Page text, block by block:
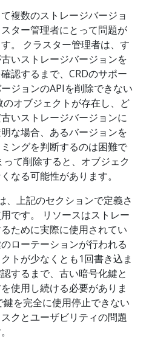
複数のストレージバージョ
ター管理者にとって問題が
。 クラスター管理者は、す
いストレージバージョンを
認するまで、CRDのサポー
ジョンのAPIを削除できない
オブジェクトが存在し、ど
いストレージバージョンに
な場合、あるバージョンを
ングを判断するのは困難で
て削除すると、オブジェク
なる可能性があります。
、上記のセクションで定義さ
です。 リソースはストレー
ために実際に使用されてい
ローテーションが行われる
トが少なくとも1回書き込ま
するまで、古い暗号化鍵と
使用し続ける必要がありま
を完全に使用停止できない
クとユーザビリティの問題